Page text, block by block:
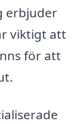
erbjuder
viktigt att
för att